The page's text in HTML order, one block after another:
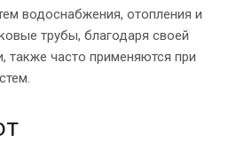
водоснабжения, отопления и
трубы, благодаря своей
также часто применяются при